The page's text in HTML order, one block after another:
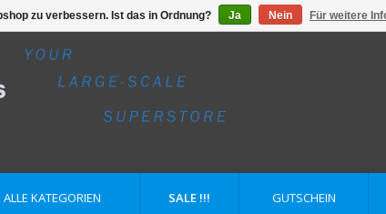
ALLE KATEGORIEN SALE !!! GUTSCHEIN
zu verbessern. Ist das in Ordnung? Ja Nein Für weitere